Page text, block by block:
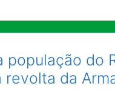
população do
revolta da